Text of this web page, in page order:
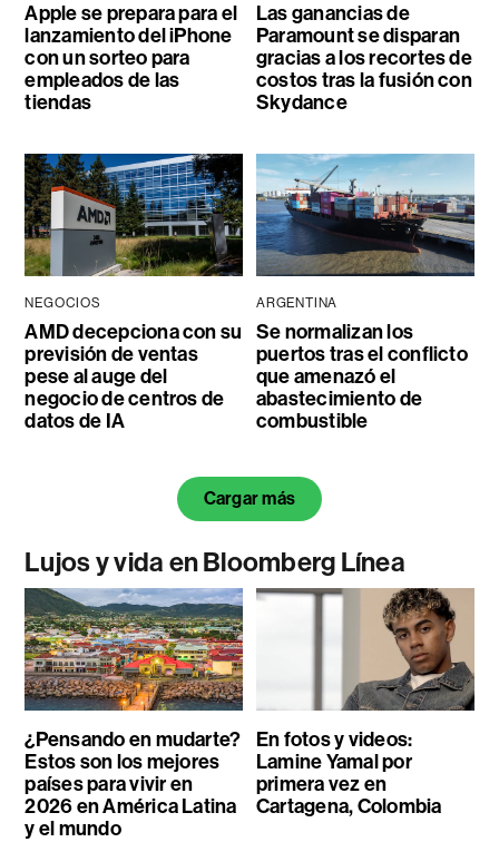
Apple se prepara para el
lanzamiento del iPhone
con un sorteo para
empleados de las
tiendas
Las ganancias de
Paramount se disparan
gracias a los recortes de
costos tras la fusión con
Skydance
NEGOCIOS
AMD decepciona con su
previsión de ventas
pese al auge del
negocio de centros de
datos de IA
ARGENTINA
Se normalizan los
puertos tras el conflicto
que amenazó el
abastecimiento de
combustible
Cargar más
Lujos y vida en Bloomberg Línea
¿Pensando en mudarte?
Estos son los mejores
países para vivir en
2026 en América Latina
y el mundo
En fotos y videos:
Lamine Yamal por
primera vez en
Cartagena, Colombia